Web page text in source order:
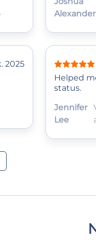
Alexander
2025
Helped
status.
Jennifer
Lee